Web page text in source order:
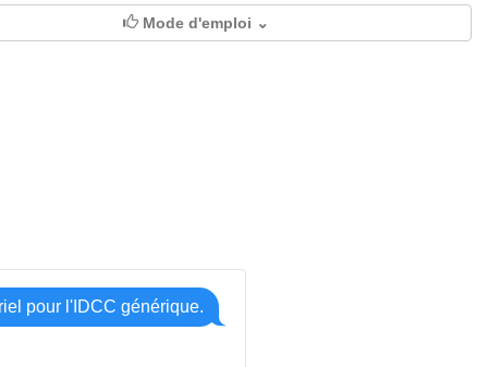
Mode d'emploi ⌄
pour l'IDCC générique.